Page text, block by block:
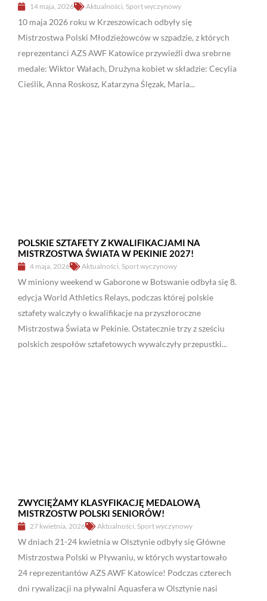
14 maja, 2026 Aktualności, Sport wyczynowy
10 maja 2026 roku w Krzeszowicach odbyły się
Mistrzostwa Polski Młodzieżowców w szpadzie, z których
reprezentanci AZS AWF Katowice przywieźli dwa srebrne
medale: Wiktor Wałach, Drużyna kobiet w składzie: Cecylia
Cieślik, Anna Roskosz, Katarzyna Ślęzak, Maria...
POLSKIE SZTAFETY Z KWALIFIKACJAMI NA
MISTRZOSTWA ŚWIATA W PEKINIE 2027!
4 maja, 2026 Aktualności, Sport wyczynowy
W miniony weekend w Gaborone w Botswanie odbyła się 8.
edycja World Athletics Relays, podczas której polskie
sztafety walczyły o kwalifikacje na przyszłoroczne
Mistrzostwa Świata w Pekinie. Ostatecznie trzy z sześciu
polskich zespołów sztafetowych wywalczyły przepustki...
ZWYCIĘŻAMY KLASYFIKACJĘ MEDALOWĄ
MISTRZOSTW POLSKI SENIORÓW!
27 kwietnia, 2026 Aktualności, Sport wyczynowy
W dniach 21-24 kwietnia w Olsztynie odbyły się Główne
Mistrzostwa Polski w Pływaniu, w których wystartowało
24 reprezentantów AZS AWF Katowice! Podczas czterech
dni rywalizacji na pływalni Aquasfera w Olsztynie nasi